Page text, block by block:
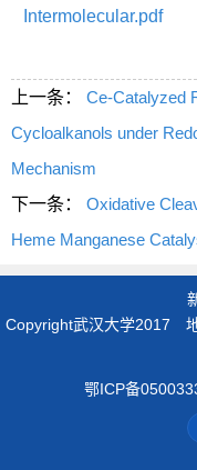
Intermolecular.pdf
上一条：
Ce-Catalyzed
Cycloalkanols under
Mechanism
下一条：
Oxidative
Heme Manganese
Copyright武汉大学2017
鄂ICP备